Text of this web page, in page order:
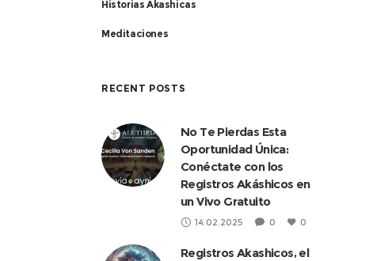
Historias Akashicas
Meditaciones
RECENT POSTS
No Te Pierdas Esta
Oportunidad Única:
Conéctate con los
Registros Akáshicos en
un Vivo Gratuito
14.02.2025 0 0
Registros Akashicos, el